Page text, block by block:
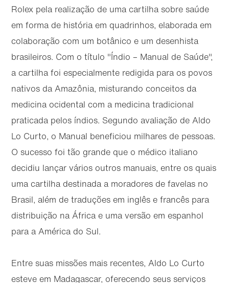
Rolex pela realização de uma cartilha sobre saúde
em forma de história em quadrinhos, elaborada em
colaboração com um botânico e um desenhista
brasileiros. Com o título "Índio – Manual de Saúde",
a cartilha foi especialmente redigida para os povos
nativos da Amazônia, misturando conceitos da
medicina ocidental com a medicina tradicional
praticada pelos índios. Segundo avaliação de Aldo
Lo Curto, o Manual beneficiou milhares de pessoas.
O sucesso foi tão grande que o médico italiano
decidiu lançar vários outros manuais, entre os quais
uma cartilha destinada a moradores de favelas no
Brasil, além de traduções em inglês e francês para
distribuição na África e uma versão em espanhol
para a América do Sul.
Entre suas missões mais recentes, Aldo Lo Curto
esteve em Madagascar, oferecendo seus serviços